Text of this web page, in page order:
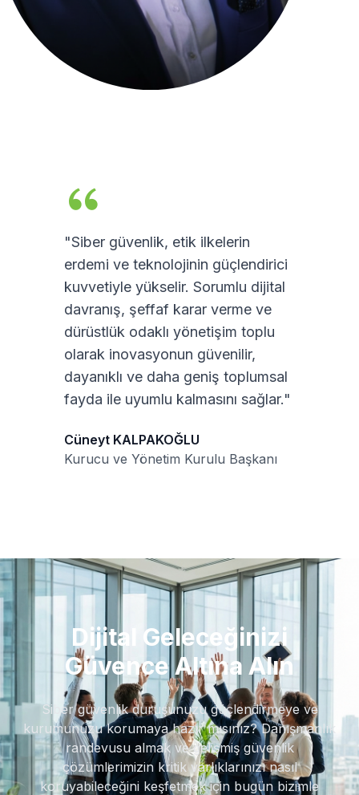
"Siber güvenlik, etik ilkelerin
erdemi ve teknolojinin güçlendirici
kuvvetiyle yükselir. Sorumlu dijital
davranış, şeffaf karar verme ve
dürüstlük odaklı yönetişim toplu
olarak inovasyonun güvenilir,
dayanıklı ve daha geniş toplumsal
fayda ile uyumlu kalmasını sağlar."
Cüneyt KALPAKOĞLU
Kurucu ve Yönetim Kurulu Başkanı
Dijital Geleceğinizi
Güvence Altına Alın
Siber güvenlik duruşunuzu güçlendirmeye ve
kurumunuzu korumaya hazır mısınız? Danışmanlık
randevusu almak ve gelişmiş güvenlik
çözümlerimizin kritik varlıklarınızı nasıl
koruyabileceğini keşfetmek için bugün bizimle